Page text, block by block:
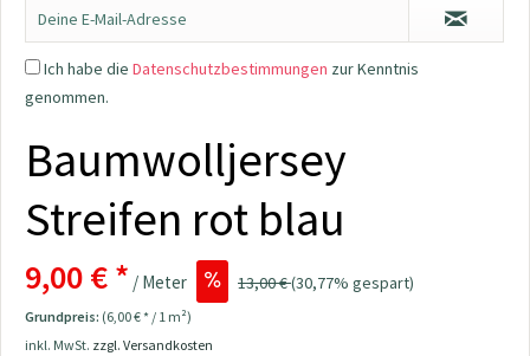
Ich habe die Datenschutzbestimmungen zur Kenntnis
genommen.
Baumwolljersey
Streifen rot blau
9,00 € * / Meter 13,00 €(30,77% gespart)
Grundpreis: (6,00 € * / 1 m²)
inkl. MwSt. zzgl. Versandkosten